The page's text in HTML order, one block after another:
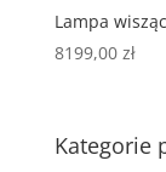
Lampa
8199,00 zł
Kategorie